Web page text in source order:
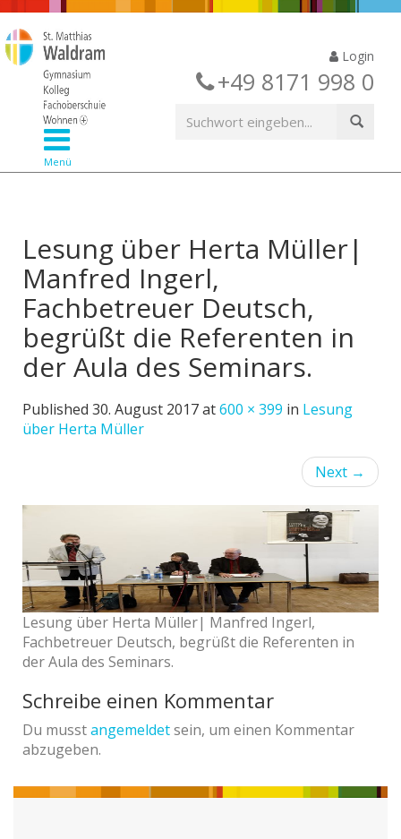
Login
+49 8171 998 0
Menü
Lesung über Herta Müller|
Manfred Ingerl,
Fachbetreuer Deutsch,
begrüßt die Referenten in
der Aula des Seminars.
Published 30. August 2017at600 × 399 in Lesung
über Herta Müller
Next →
Lesung über Herta Müller| Manfred Ingerl,
Fachbetreuer Deutsch, begrüßt die Referenten in
der Aula des Seminars.
Schreibe einen Kommentar
Du musstangemeldetsein, um einen Kommentar
abzugeben.